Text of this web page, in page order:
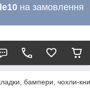
на замовлення
бампери, чохли-